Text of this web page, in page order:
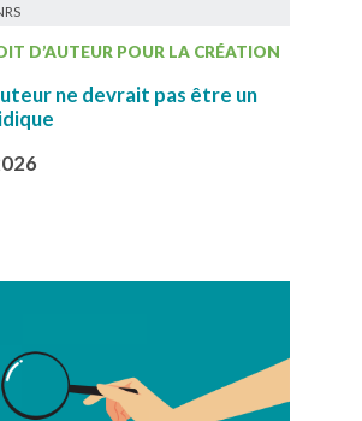
D’AUTEUR POUR LA CRÉATION
ne devrait pas être un